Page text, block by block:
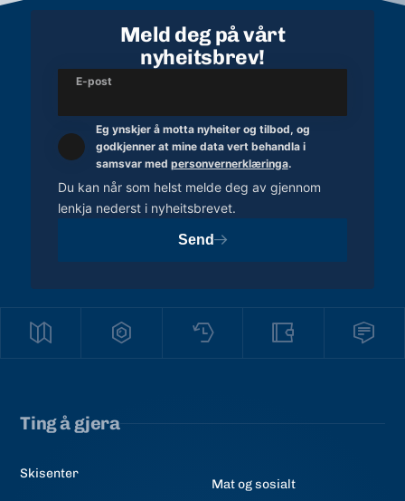
Meld deg på vårt
nyheitsbrev!
E-post
Eg ynskjer å motta nyheiter og tilbod, og
godkjenner at mine data vert behandla i
samsvar med personvernerklæringa.
Du kan når som helst melde deg av gjennom
lenkja nederst i nyheitsbrevet.
Send
Ting å gjera
Skisenter
Mat og sosialt